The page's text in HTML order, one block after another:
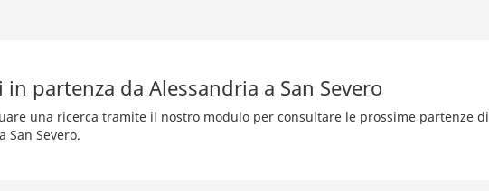
partenza da Alessandria a San Severo
una ricerca tramite il nostro modulo per consultare le prossime partenze di
San Severo.